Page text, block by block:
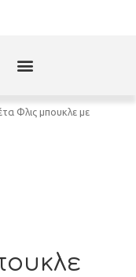
Φλις μπουκλε με